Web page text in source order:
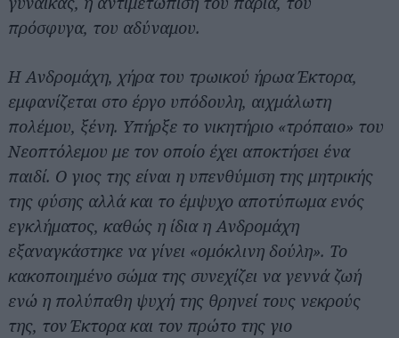
πρόσφυγα, του αδύναμου.
Η Ανδρομάχη, χήρα του τρωικού ήρωα Έκτορα,
εμφανίζεται στο έργο υπόδουλη, αιχμάλωτη
πολέμου, ξένη. Υπήρξε το νικητήριο «τρόπαιο» του
Νεοπτόλεμου με τον οποίο έχει αποκτήσει ένα
παιδί. Ο γιος της είναι η υπενθύμιση της μητρικής
της φύσης αλλά και το έμψυχο αποτύπωμα ενός
εγκλήματος, καθώς η ίδια η Ανδρομάχη
εξαναγκάστηκε να γίνει «ομόκλινη δούλη». Το
κακοποιημένο σώμα της συνεχίζει να γεννά ζωή
ενώ η πολύπαθη ψυχή της θρηνεί τους νεκρούς
της, τον Έκτορα και τον πρώτο της γιο